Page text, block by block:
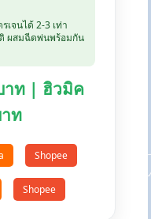
จนได้ 2-3 เท่า
ผสมฉีดพ่นพร้อมกัน
าท | ฮิวมิค
ท
Shopee
Shopee